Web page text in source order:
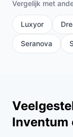
Vergelijk met
Luxyor
Seranova
Inventum